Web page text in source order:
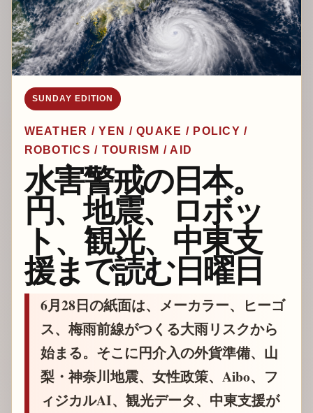
SUNDAY EDITION
WEATHER / YEN / QUAKE / POLICY /
ROBOTICS / TOURISM / AID
水害警戒の日本。
円、地震、ロボッ
ト、観光、中東支
援まで読む日曜日
6月28日の紙面は、メーカラー、ヒーゴ
ス、梅雨前線がつくる大雨リスクから
始まる。そこに円介入の外貨準備、山
梨・神奈川地震、女性政策、Aibo、フ
ィジカルAI、観光データ、中東支援が